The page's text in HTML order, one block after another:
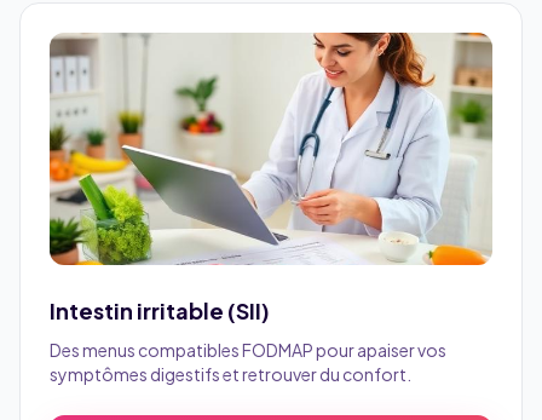
Intestin irritable (SII)
Des menus compatibles FODMAP pour apaiser vos
symptômes digestifs et retrouver du confort.